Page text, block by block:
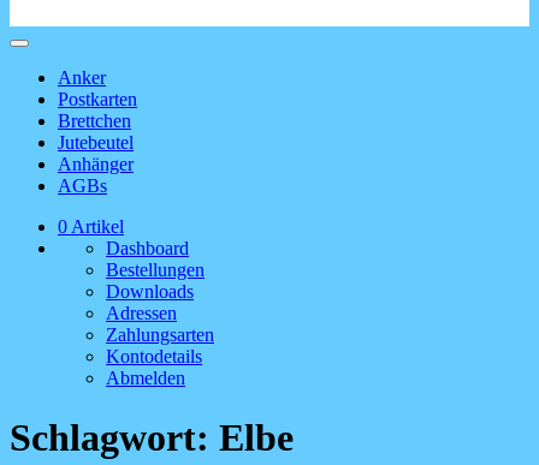
Anker
Postkarten
Brettchen
Jutebeutel
Anhänger
AGBs
0 Artikel
Dashboard
Bestellungen
Downloads
Adressen
Zahlungsarten
Kontodetails
Abmelden
Schlagwort: Elbe